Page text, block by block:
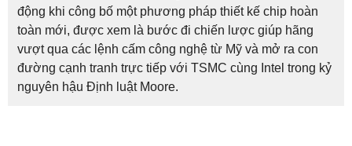
động khi công bố một phương pháp thiết kế chip hoàn
toàn mới, được xem là bước đi chiến lược giúp hãng
vượt qua các lệnh cấm công nghệ từ Mỹ và mở ra con
đường cạnh tranh trực tiếp với TSMC cùng Intel trong kỷ
nguyên hậu Định luật Moore.